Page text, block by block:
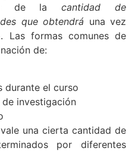
de lacantidad de
que obtendrá una vez
Las formas comunes de
de:
durante el curso
investigación
una cierta cantidad de
por diferentes